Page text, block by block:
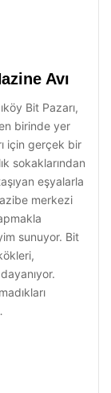
Avı
Bit Pazarı,
birinde yer
için gerçek bir
sokaklarından
eşyalarla
merkezi
sunuyor. Bit